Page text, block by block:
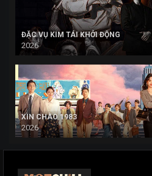
ĐẶC VỤ KIM TÁI KHỞI ĐỘNG
2026
XIN CHÀO 1983
2026